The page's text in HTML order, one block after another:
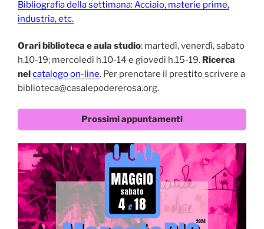
Bibliografia della settimana: Acciaio, materie prime,
industria, etc.
Orari biblioteca e aula studio: martedì, venerdì, sabato
h.10-19; mercoledì h.10-14 e giovedì h.15-19. Ricerca
nelcatalogo on-line. Per prenotare il prestito scrivere a
biblioteca@casalepodererosa.org.
Prossimi appuntamenti